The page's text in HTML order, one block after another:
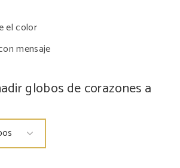
el color
mensaje
globos de corazones a